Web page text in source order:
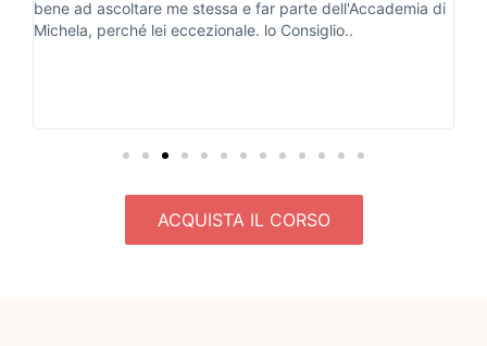
ACQUISTA IL CORSO